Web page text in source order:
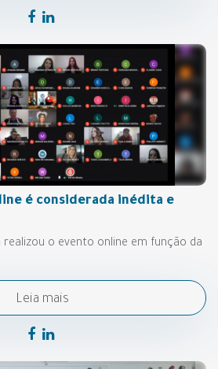
é considerada inédita e
realizou o evento online em função da
Leia mais